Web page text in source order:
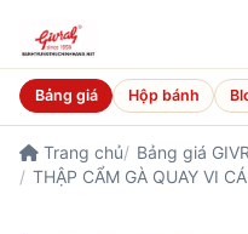
Bảng giá Hộp bánh
Trang chủ Bảng giá
THẬP CẨM GÀ QUAY VI